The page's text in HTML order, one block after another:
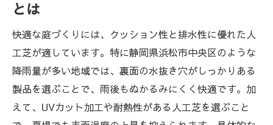
集
ペットや子供に優しい人工芝活用の工夫と
は
人工芝を使った外構デザインの最新トレン
ド
とは
快適な庭づくりには、クッション性と排水性に優れた人
工芝が適しています。特に静岡県浜松市中央区のような
降雨量が多い地域では、裏面の水抜き穴がしっかりある
製品を選ぶことで、雨後もぬかるみにくく快適です。加
えて、UVカット加工や耐熱性がある人工芝を選ぶこと